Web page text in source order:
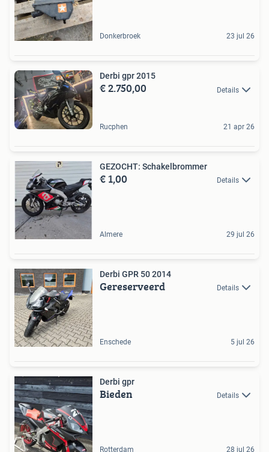
Donkerbroek 23 jul 26
Derbi gpr 2015
€ 2.750,00 Details
Rucphen 21 apr 26
GEZOCHT: Schakelbrommer
€ 1,00 Details
Almere 29 jul 26
Derbi GPR 50 2014
Gereserveerd Details
Enschede 5 jul 26
Derbi gpr
Bieden Details
Rotterdam 28 jul 26